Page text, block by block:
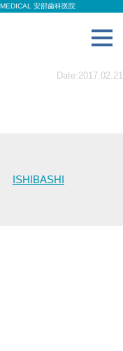
安部歯科医院
Date:2017.02.21
ISHIBASHI